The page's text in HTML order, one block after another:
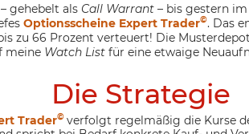
gehebelt als Call Warrant – bis gestern
Optionsscheine Expert Trader©. Das
zu 66 Prozent verteuert! Die
meine Watch List für eine etwaige
Die Strategie
Trader© verfolgt regelmäßig die Kurse